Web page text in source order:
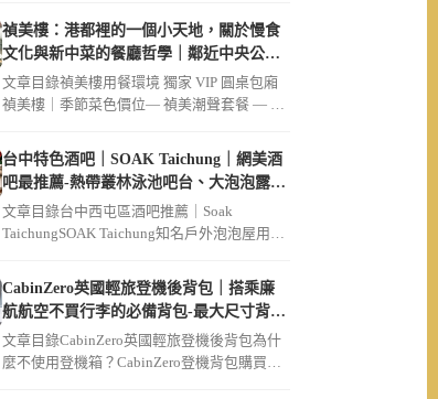
文章整理事事如意四人套餐＄3168的必點菜
色、個人小辦桌Ａ／Ｂ／Ｃ套餐點法，還有為
什麼親子跟長輩都愛來、交通停車、訂位資
訊，衛武營聚餐通通都適合。
禎美樓：港都裡的一個小天地，關於慢食
文化與新中菜的餐廳哲學｜鄰近中央公
園、大同醫院
文章目錄禎美樓用餐環境 獨家 VIP 圓桌包廂
禎美樓｜季節菜色價位— 禎美潮聲套餐 — 迎
台中特色酒吧｜SOAK Taichung｜網美酒
吧最推薦-熱帶叢林泳池吧台、大泡泡露天
草皮座位區
文章目錄台中西屯區酒吧推薦｜Soak
TaichungSOAK Taichung知名戶外泡泡屋用餐
CabinZero英國輕旅登機後背包｜搭乘廉
航航空不買行李的必備背包-最大尺寸背包
36L軍用款、44L登機開箱｜可放筆電
文章目錄CabinZero英國輕旅登機後背包為什
麼不使用登機箱？CabinZero登機背包購買連